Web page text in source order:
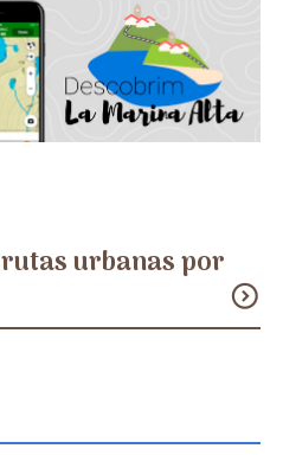
urbanas por
expand_circle_down